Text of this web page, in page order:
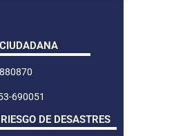
690051
DE DESASTRES